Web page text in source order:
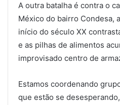
A outra batalha é contra o
México do bairro Condesa,
início do século XX
e as pilhas de alimentos
improvisado centro de
Estamos coordenando
que estão se